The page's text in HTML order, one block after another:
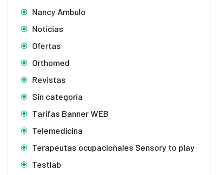
Nancy Ambulo
Noticias
Ofertas
Orthomed
Revistas
Sin categoría
Tarifas Banner WEB
Telemedicina
Terapeutas ocupacionales Sensory to play
Testlab